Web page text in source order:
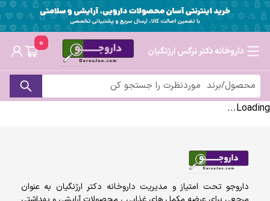
داروخانه دکتر نرگس ارژنگیان
0
Loading...
داروجو تحت امتیاز و مدیریت داروخانه دکتر ارژنگیان به عنوان